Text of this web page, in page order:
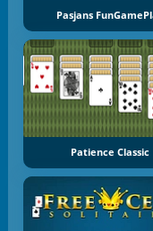
Pasjans
Patience Classic